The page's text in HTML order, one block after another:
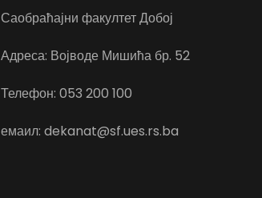
Саобраћајни факултет Добој
Адреса: Војводе Мишића бр. 52
Телефон: 053 200 100
емаил: dekanat@sf.ues.rs.ba